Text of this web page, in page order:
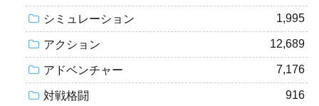
シミュレーション 1,995
アクション 12,689
アドベンチャー 7,176
対戦格闘 916